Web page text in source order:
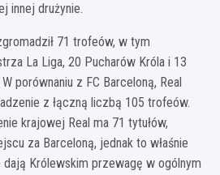
innej drużynie.
71 trofeów, w tym
La Liga, 20 Pucharów Króla i 13
porównaniu z FC Barceloną, Real
z łączną liczbą 105 trofeów.
krajowej Real ma 71 tytułów,
za Barceloną, jednak to właśnie
Królewskim przewagę w ogólnym